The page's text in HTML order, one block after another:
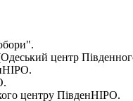
центр
центру ПівденНІРО.